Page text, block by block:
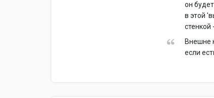
он
в этой
Внешне
если